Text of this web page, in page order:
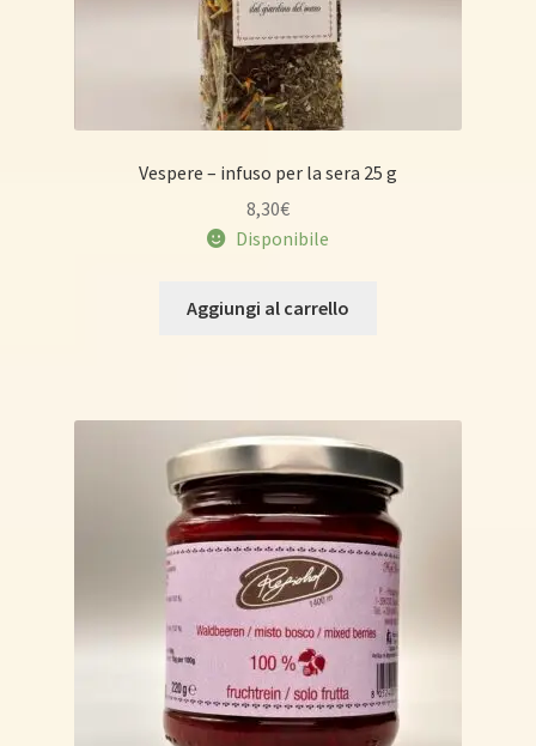
Vespere – infuso per la sera 25 g
8,30€
Disponibile
Aggiungi al carrello